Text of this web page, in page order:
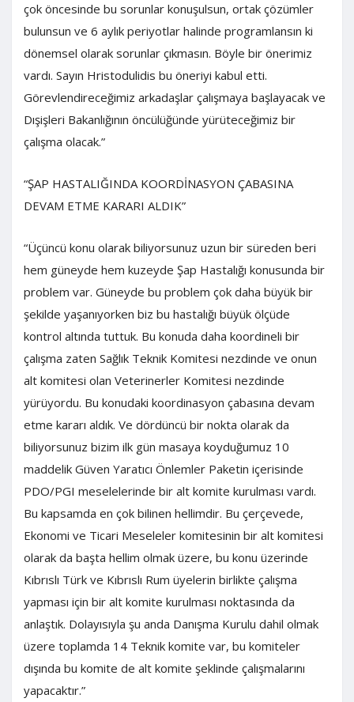
çok öncesinde bu sorunlar konuşulsun, ortak çözümler
bulunsun ve 6 aylık periyotlar halinde programlansın ki
dönemsel olarak sorunlar çıkmasın. Böyle bir önerimiz
vardı. Sayın Hristodulidis bu öneriyi kabul etti.
Görevlendireceğimiz arkadaşlar çalışmaya başlayacak ve
Dışişleri Bakanlığının öncülüğünde yürüteceğimiz bir
çalışma olacak.”
“ŞAP HASTALIĞINDA KOORDİNASYON ÇABASINA
DEVAM ETME KARARI ALDIK”
“Üçüncü konu olarak biliyorsunuz uzun bir süreden beri
hem güneyde hem kuzeyde Şap Hastalığı konusunda bir
problem var. Güneyde bu problem çok daha büyük bir
şekilde yaşanıyorken biz bu hastalığı büyük ölçüde
kontrol altında tuttuk. Bu konuda daha koordineli bir
çalışma zaten Sağlık Teknik Komitesi nezdinde ve onun
alt komitesi olan Veterinerler Komitesi nezdinde
yürüyordu. Bu konudaki koordinasyon çabasına devam
etme kararı aldık. Ve dördüncü bir nokta olarak da
biliyorsunuz bizim ilk gün masaya koyduğumuz 10
maddelik Güven Yaratıcı Önlemler Paketin içerisinde
PDO/PGI meselelerinde bir alt komite kurulması vardı.
Bu kapsamda en çok bilinen hellimdir. Bu çerçevede,
Ekonomi ve Ticari Meseleler komitesinin bir alt komitesi
olarak da başta hellim olmak üzere, bu konu üzerinde
Kıbrıslı Türk ve Kıbrıslı Rum üyelerin birlikte çalışma
yapması için bir alt komite kurulması noktasında da
anlaştık. Dolayısıyla şu anda Danışma Kurulu dahil olmak
üzere toplamda 14 Teknik komite var, bu komiteler
dışında bu komite de alt komite şeklinde çalışmalarını
yapacaktır.”